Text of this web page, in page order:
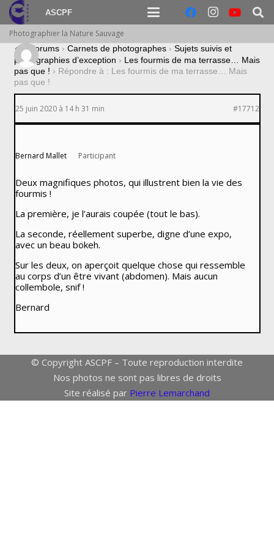
ASCPF
Photographier la Nature Sauvage
› Forums › Carnets de photographes › Sujets suivis et
photographies d’exception › Les fourmis de ma terrasse… Mais
pas que ! › Répondre à : Les fourmis de ma terrasse… Mais
pas que !
25 juin 2020 à 14 h 31 min #17712
Bernard Mallet Participant
Deux magnifiques photos, qui illustrent bien la vie des
fourmis !
La première, je l’aurais coupée (tout le bas).
La seconde, réellement superbe, digne d’une expo,
avec un beau bokeh.
Sur les deux, on aperçoit quelque chose qui ressemble
au corps d’un être vivant (abdomen). Mais aucun
collembole, snif !
Bernard
© Copyright ASCPF – Toute reproduction interdite
Nos photos ne sont pas libres de droits
Site réalisé par Pierre Lemarchand